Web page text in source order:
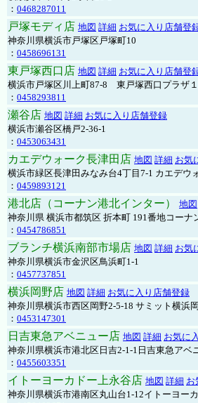
： 0468287011
戸塚モディ店 地図 詳細 お気に入り店舗登
神奈川県横浜市戸塚区戸塚町10
： 0458696131
東戸塚西口店 地図 詳細 お気に入り店舗登
横浜市戸塚区川上町87-8 東戸塚西口プラザ
： 0458293811
瀬谷店 地図 詳細 お気に入り店舗登録
横浜市瀬谷区橋戸2-36-1
： 0453063431
カエデウォーク長津田店 地図 詳細 お気
横浜市緑区長津田みなみ台4丁目7-1 カエデウ
： 0459893121
港北店（コーナン港北インター） 地図
神奈川県 横浜市都筑区 折本町 191番地コーナ
： 0454786851
ブランチ横浜南部市場店 地図 詳細 お気
神奈川県横浜市金沢区鳥浜町1-1
： 0457737851
横浜岡野店 地図 詳細 お気に入り店舗登録
神奈川県横浜市西区岡野2-5-18 サミット横浜
： 0453147301
日吉東急アベニュー店 地図 詳細 お気に
神奈川県横浜市港北区日吉2-1-1日吉東急ア
： 0455603351
イトーヨーカドー上永谷店 地図 詳細 お
神奈川県横浜市港南区丸山台1-12イトーヨー